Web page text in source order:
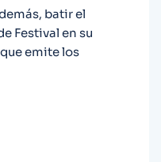
batir el
Festival en su
emite los